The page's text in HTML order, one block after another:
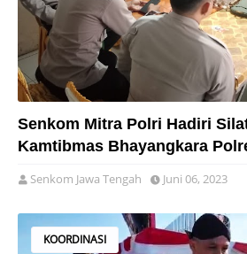
Senkom Mitra Polri Hadiri
Kamtibmas Bhayangkara
Senkom Jawa Tengah Juni 06, 2023
KOORDINASI